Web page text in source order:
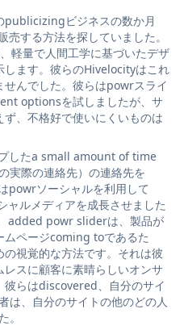
publicizingビジネスの数か月
する方法を探していました。
軽量で人間工学に基づいたデザ
します。彼らのHivelocityはこれ
んでした。彼らはpowrスライ
optionsを試しましたが、サ
、不格好で使いにくいものは
したa small amount of time
実際の連絡先）の連絡先を
powrソーシャルを利用して
ャルメディアを成長させました
added powr sliderは、製品が
ムページcoming toであるた
視覚的な方法です。それは彼
スに顧客に素晴らしいオンサ
彼らはdiscovered、自分のサイ
は、自分のサイトの他のどの人
。